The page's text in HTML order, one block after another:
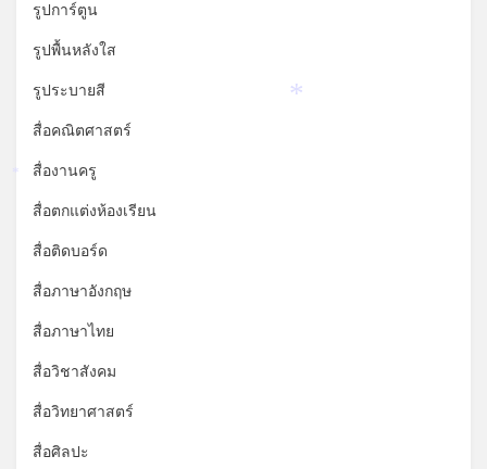
รูปการ์ตูน
รูปพื้นหลังใส
รูประบายสี
สื่อคณิตศาสตร์
สื่องานครู
สื่อตกแต่งห้องเรียน
สื่อติดบอร์ด
สื่อภาษาอังกฤษ
สื่อภาษาไทย
สื่อวิชาสังคม
สื่อวิทยาศาสตร์
สื่อศิลปะ